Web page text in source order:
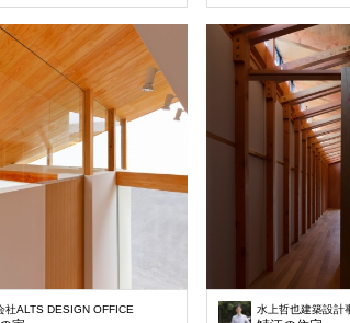
社ALTS DESIGN OFFICE 水上哲也建築設計